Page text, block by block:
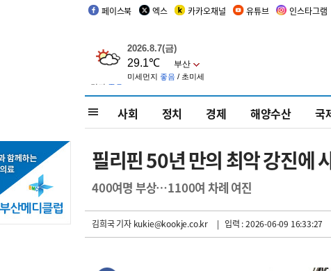
페이스북 엑스 카카오채널 유튜브 인스타그램
사회 정치 경제 해양수산 국
필리핀 50년 만의 최악 강진에
400여명 부상…1100여 차례 여진
김희국 기자kukie@kookje.co.kr | 입력 : 2026-06-09 16:33:27